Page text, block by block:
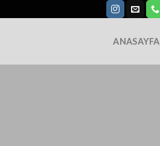
ANASAYFA